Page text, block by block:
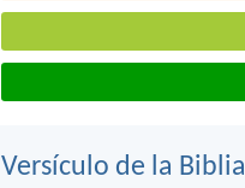
Versículo de la